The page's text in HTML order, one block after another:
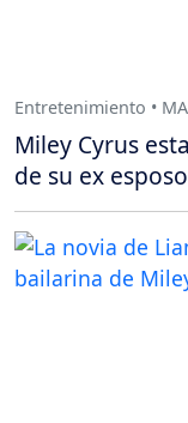
Entretenimiento •
Miley Cyrus
de su ex